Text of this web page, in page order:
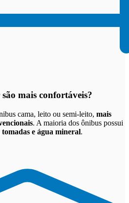
mais confortáveis?
cama, leito ou semi-leito, mais
. A maioria dos ônibus possui
e água mineral.